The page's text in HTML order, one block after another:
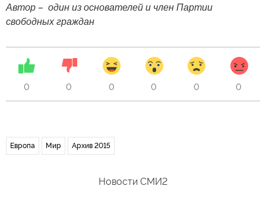
Автор – один из основателей и член Партии
свободных граждан
0 0 0 0 0 0
Европа Мир Архив 2015
Новости СМИ2